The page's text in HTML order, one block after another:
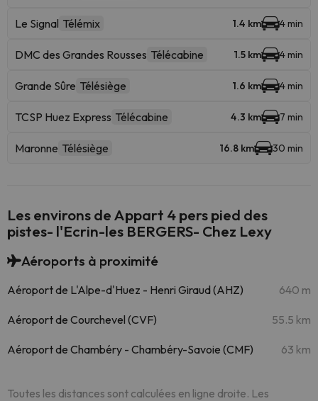
Le Signal Télémix 1.4 km 4 min
DMC des Grandes Rousses Télécabine 1.5 km 4 min
Grande Sûre Télésiège 1.6 km 4 min
TCSP Huez Express Télécabine 4.3 km 7 min
Maronne Télésiège 16.8 km 30 min
Les environs de Appart 4 pers pied des
pistes- l'Ecrin-les BERGERS- Chez Lexy
Aéroports à proximité
Aéroport de L'Alpe-d'Huez - Henri Giraud (AHZ) 640 m
Aéroport de Courchevel (CVF) 55.5 km
Aéroport de Chambéry - Chambéry-Savoie (CMF) 63 km
Toutes les distances sont calculées en ligne droite. Les